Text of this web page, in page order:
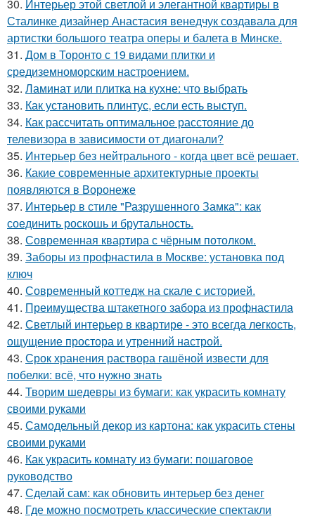
30. Интерьер этой светлой и элегантной квартиры в
Сталинке дизайнер Анастасия венедчук создавала для
артистки большого театра оперы и балета в Минске.
31. Дом в Торонто с 19 видами плитки и
средиземноморским настроением.
32. Ламинат или плитка на кухне: что выбрать
33. Как установить плинтус, если есть выступ.
34. Как рассчитать оптимальное расстояние до
телевизора в зависимости от диагонали?
35. Интерьер без нейтрального - когда цвет всё решает.
36. Какие современные архитектурные проекты
появляются в Воронеже
37. Интерьер в стиле "Разрушенного Замка": как
соединить роскошь и брутальность.
38. Современная квартира с чёрным потолком.
39. Заборы из профнастила в Москве: установка под
ключ
40. Современный коттедж на скале с историей.
41. Преимущества штакетного забора из профнастила
42. Светлый интерьер в квартире - это всегда легкость,
ощущение простора и утренний настрой.
43. Срок хранения раствора гашёной извести для
побелки: всё, что нужно знать
44. Творим шедевры из бумаги: как украсить комнату
своими руками
45. Самодельный декор из картона: как украсить стены
своими руками
46. Как украсить комнату из бумаги: пошаговое
руководство
47. Сделай сам: как обновить интерьер без денег
48. Где можно посмотреть классические спектакли